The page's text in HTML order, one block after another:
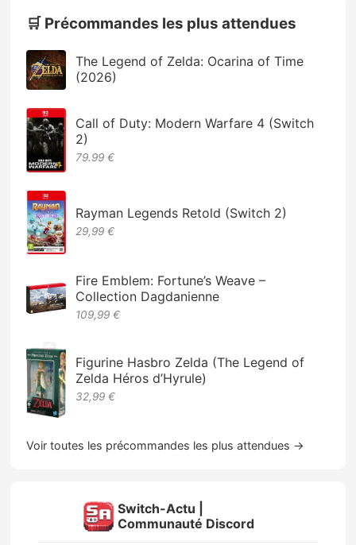
🛒 Précommandes les plus attendues
The Legend of Zelda: Ocarina of Time
(2026)
Call of Duty: Modern Warfare 4 (Switch
2)
79.99 €
Rayman Legends Retold (Switch 2)
29,99 €
Fire Emblem: Fortune’s Weave –
Collection Dagdanienne
109,99 €
Figurine Hasbro Zelda (The Legend of
Zelda Héros d’Hyrule)
32,99 €
Voir toutes les précommandes les plus attendues →
Switch-Actu |
Communauté Discord